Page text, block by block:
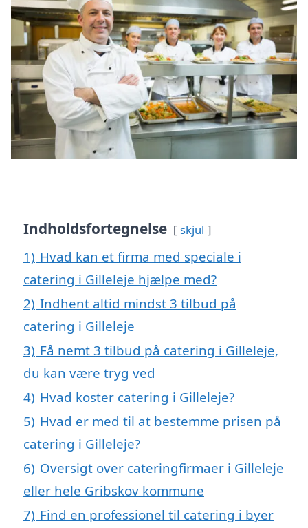
Indholdsfortegnelse skjul
1) Hvad kan et firma med speciale i
catering i Gilleleje hjælpe med?
2) Indhent altid mindst 3 tilbud på
catering i Gilleleje
3) Få nemt 3 tilbud på catering i Gilleleje,
du kan være tryg ved
4) Hvad koster catering i Gilleleje?
5) Hvad er med til at bestemme prisen på
catering i Gilleleje?
6) Oversigt over cateringfirmaer i Gilleleje
eller hele Gribskov kommune
7) Find en professionel til catering i byer